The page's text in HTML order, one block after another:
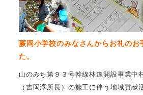
蕨岡小学校のみなさんからお礼のお
た。
山のみち第９３号幹線林道開設事業中
（吉岡淳所長）の施工に伴う地域貢献